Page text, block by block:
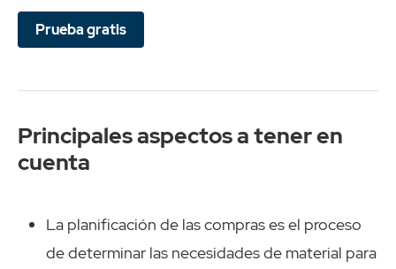
Prueba gratis
Principales aspectos a tener en
cuenta
La planificación de las compras es el proceso
de determinar las necesidades de material para